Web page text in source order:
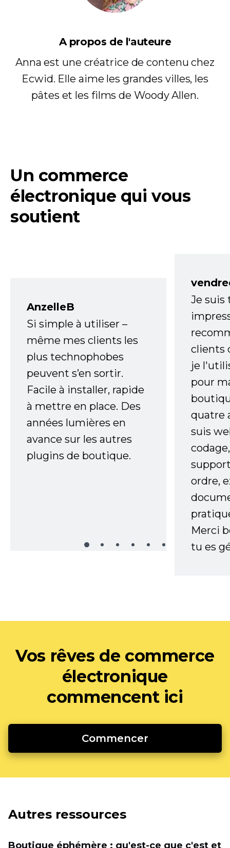
A propos de l'auteure
Anna est une créatrice de contenu chez
Ecwid. Elle aime les grandes villes, les
pâtes et les films de Woody Allen.
Un commerce
électronique qui vous
soutient
AnzelleB
Si simple à utiliser –
même mes clients les
plus technophobes
peuvent s’en sortir.
Facile à installer, rapide
à mettre en place. Des
années lumières en
avance sur les autres
plugins de boutique.
Je
clients
je
pour
quatre
suis
ordre,
Merci
tu es
Vos rêves de commerce
électronique
commencent ici
Commencer
Autres ressources
Boutique éphémère : qu'est-ce que c'est et